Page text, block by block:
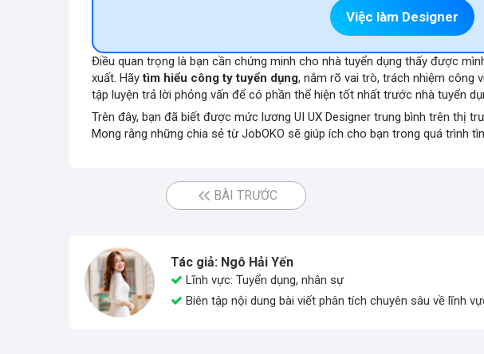
Việc làm Designer
Điều quan trọng là bạn cần chứng minh cho nhà tuyển dụng thấy được
xuất. Hãytìm hiểu công ty tuyển dụng, nắm rõ vai trò, trách nhiệm công
tập luyện trả lời phỏng vấn để có phần thể hiện tốt nhất trước nhà tuyển
Trên đây, bạn đã biết được mức lương UI UX Designer trung bình trên thị
Mong rằng những chia sẻ từ JobOKO sẽ giúp ích cho bạn trong quá trình
BÀI TRƯỚC
Tác giả: Ngô Hải Yến
Lĩnh vực: Tuyển dụng, nhân sự
Biên tập nội dung bài viết phân tích chuyên sâu về lĩnh